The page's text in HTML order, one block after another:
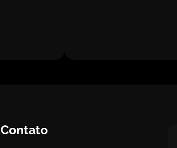
Contato